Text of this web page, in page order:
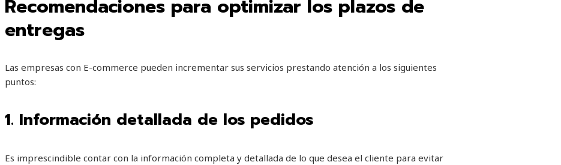
Recomendaciones para optimizar los plazos de
entregas
Las empresas con E-commerce pueden incrementar sus servicios prestando atención a los siguientes
puntos:
1. Información detallada de los pedidos
Es imprescindible contar con la información completa y detallada de lo que desea el cliente para evitar